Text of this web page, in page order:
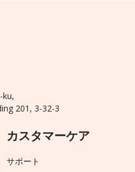
ku,
201, 3-32-3
カスタマーケア
サポート